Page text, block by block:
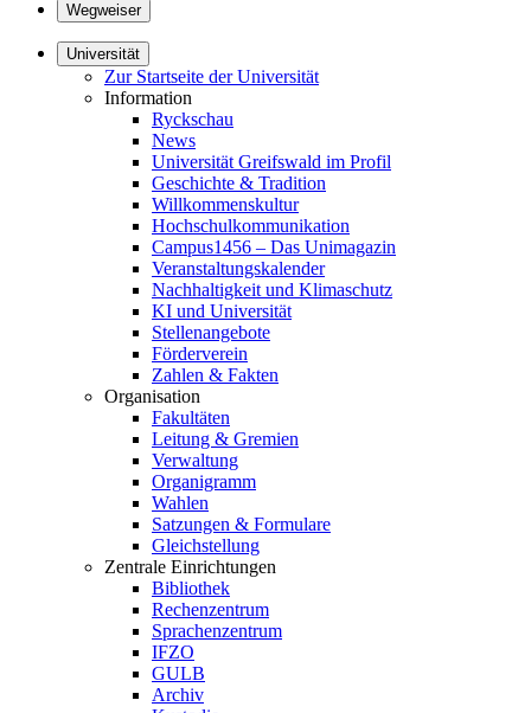
Wegweiser
Universität
Zur Startseite der Universität
Information
Ryckschau
News
Universität Greifswald im Profil
Geschichte & Tradition
Willkommenskultur
Hochschulkommunikation
Campus1456 – Das Unimagazin
Veranstaltungskalender
Nachhaltigkeit und Klimaschutz
KI und Universität
Stellenangebote
Förderverein
Zahlen & Fakten
Organisation
Fakultäten
Leitung & Gremien
Verwaltung
Organigramm
Wahlen
Satzungen & Formulare
Gleichstellung
Zentrale Einrichtungen
Bibliothek
Rechenzentrum
Sprachenzentrum
IFZO
GULB
Archiv